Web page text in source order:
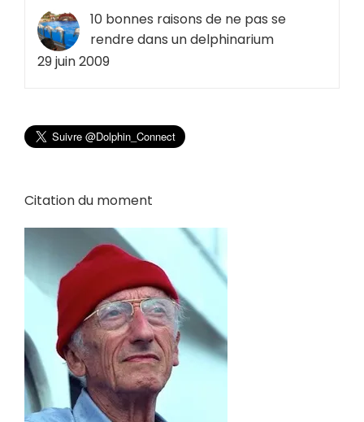
10 bonnes raisons de ne pas se
rendre dans un delphinarium
29 juin 2009
Citation du moment